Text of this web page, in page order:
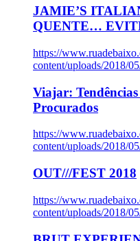
JAMIE’S
QUENTE…
https://
content/uploads/2018/
Viajar: Tendências
Procurados
https://
content/uploads/2018/
OUT///FEST 2018
https://
content/uploads/2018/